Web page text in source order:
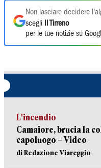
Non lasciare decidere
scegli
Il Tirreno
per le tue notizie su
L'incendio
Camaiore, brucia la
capoluogo – Video
di Redazione Viareggio